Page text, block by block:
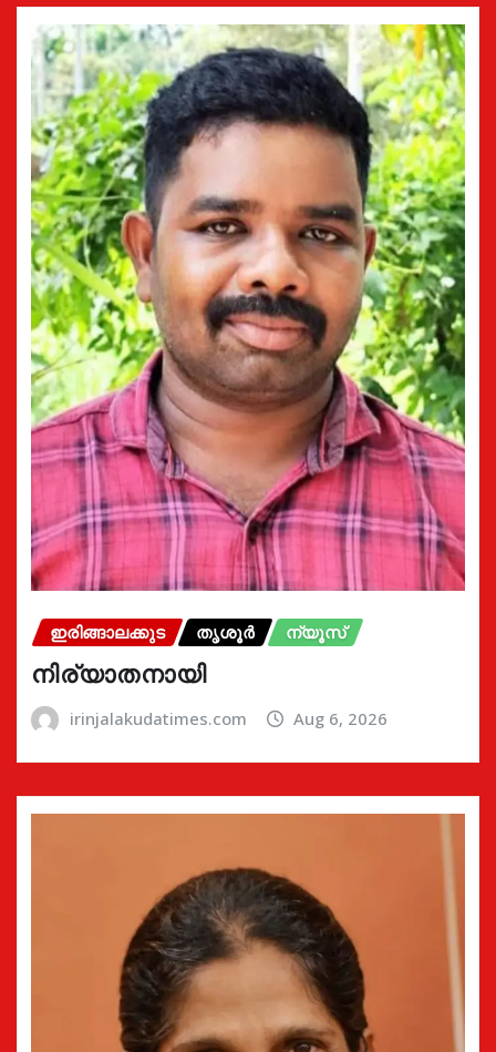
ഇരിങ്ങാലക്കുട തൃശൂർ ന്യൂസ്
നിര്യാതനായി
irinjalakudatimes.com Aug 6, 2026